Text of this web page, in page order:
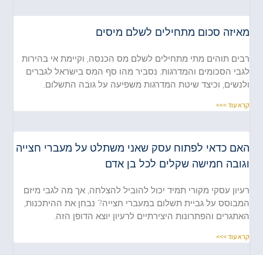
מאיזה סכום מתחילים לשלם מיסים
רבים תוהים מתי מתחילים לשלם מס הכנסה, וקיימת אי בהירות
לגבי הסכומים והמדרגות. נסביר מהו סף המס בישראל לגברים
ולנשים, וכיצד שיטת המדרגות משפיעה על גובה התשלום.
קרא עוד >>>
האם כדאי לפתוח עסק שאני משתלט על מעברי חצייה
וגובה חמישה שקלים לכל בן אדם
רעיון עסקי מקורי תמיד יכול להוביל להצלחה, אך מה לגבי מיזם
המבוסס על גביית תשלום במעברי חצייה? נבחן את ההיתכנות,
האתגרים והפתרונות היצירתיים לרעיון יוצא הדופן הזה.
קרא עוד >>>